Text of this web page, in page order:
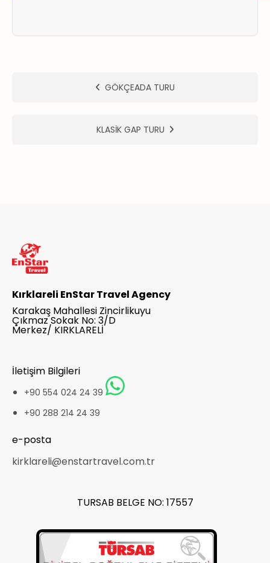
GÖKÇEADA TURU
KLASİK GAP TURU
Kırklareli EnStar Travel Agency
Karakaş Mahallesi Zincirlikuyu
Çıkmaz Sokak No: 3/D
Merkez/ KIRKLARELİ
İletişim Bilgileri
+90 554 024 24 39
+90 288 214 24 39
e-posta
kirklareli@enstartravel.com.tr
TURSAB BELGE NO: 17557